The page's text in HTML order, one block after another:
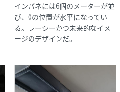
インパネには6個のメーターが並
び、0の位置が水平になってい
る。レーシーかつ未来的なイメ
ージのデザインだ。